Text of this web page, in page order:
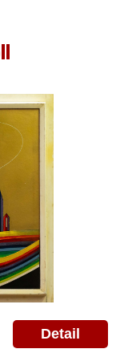
Detail